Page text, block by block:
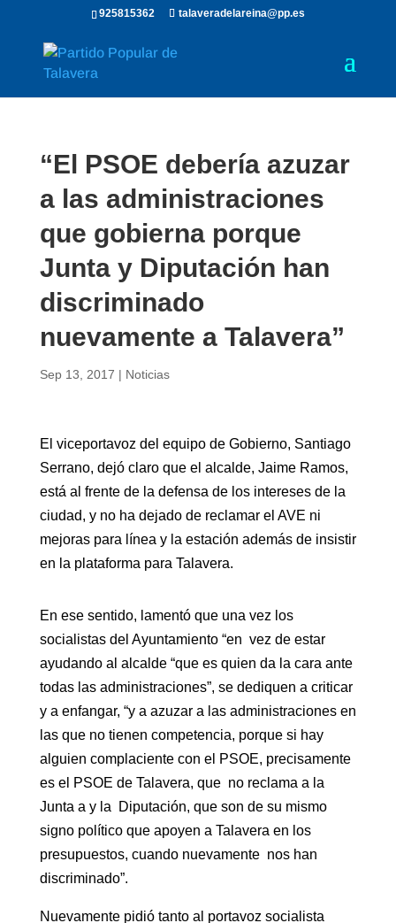
925815362 talaveradelareina@pp.es
“El PSOE debería azuzar
a las administraciones
que gobierna porque
Junta y Diputación han
discriminado
nuevamente a Talavera”
Sep 13, 2017 | Noticias
El viceportavoz del equipo de Gobierno, Santiago
Serrano, dejó claro que el alcalde, Jaime Ramos,
está al frente de la defensa de los intereses de la
ciudad, y no ha dejado de reclamar el AVE ni
mejoras para línea y la estación además de insistir
en la plataforma para Talavera.
En ese sentido, lamentó que una vez los
socialistas del Ayuntamiento “en vez de estar
ayudando al alcalde “que es quien da la cara ante
todas las administraciones”, se dediquen a criticar
y a enfangar, “y a azuzar a las administraciones en
las que no tienen competencia, porque si hay
alguien complaciente con el PSOE, precisamente
es el PSOE de Talavera, que no reclama a la
Junta a y la Diputación, que son de su mismo
signo político que apoyen a Talavera en los
presupuestos, cuando nuevamente nos han
discriminado”.
Nuevamente pidió tanto al portavoz socialista